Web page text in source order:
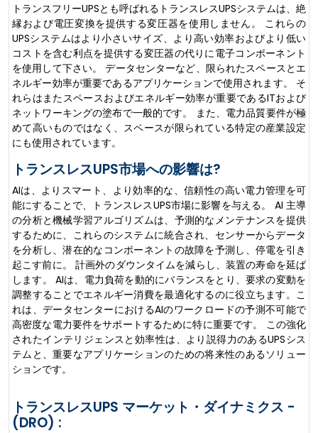
トランスフリーUPSとも呼ばれるトランスレスUPSシステムは、絶
縁および電圧変換を提供する変圧器を使用しません。 これらの
UPSシステムはより小さいサイズ、より高い効率およびより低い
コストを含む利点を提供する変圧器の代りに電子コンポーネント
を使用して下さい。 データセンターなど、限られたスペースとエ
ネルギー効率が重要であるアプリケーションで使用されます。 そ
れらはまたスペースおよびエネルギー効率が重要であるITおよび
ネットワーキングの塗布で一般的です。 また、電力品質要件が極
めて高いものではなく、スペースが限られている特定の産業設定
にも使用されています。
トランスレスUPS市場への影響は?
AIは、よりスマート、より効率的な、信頼性の高い電力管理を可
能にすることで、トランスレスUPS市場に影響を与える。 AI 主導
の分析と機械学習アルゴリズムは、予測的なメンテナンスを提供
するために、これらのシステムに統合され、センサーからデータ
を分析し、潜在的なコンポーネントの故障を予測し、停電を引き
起こす前に。 計画外のダウンタイムを減らし、装置の寿命を延ば
します。 AIは、電力負荷を動的にバランスをとり、要求の変動を
調整することでエネルギー消費を最適化するのに役立ちます。こ
れは、データセンターにおけるAIのワークロードの予測不可能で
高密度な電力要件をサポートするために特に重要です。 この強化
されたインテリジェンスと効率性は、より説得力のあるUPSシス
テムと、重要なアプリケーションのための将来性のあるソリュー
ションです。
トランスレスUPS マーケット・ダイナミクス -
(DRO) :